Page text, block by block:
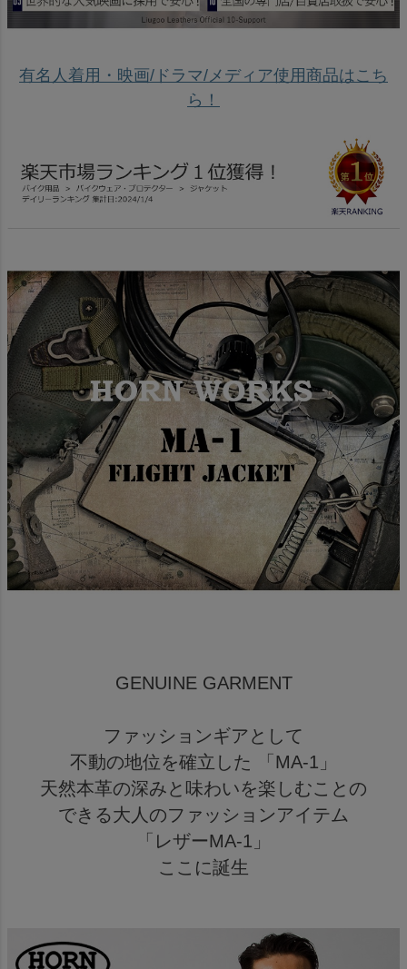
有名人着用・映画/ドラマ/メディア使用商品はこち
ら！
GENUINE GARMENT
ファッションギアとして
不動の地位を確立した 「MA-1」
天然本革の深みと味わいを楽しむことの
できる大人のファッションアイテム
「レザーMA-1」
ここに誕生